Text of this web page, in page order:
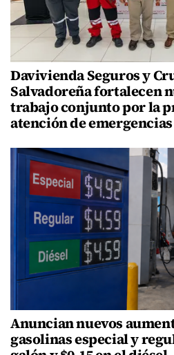
Davivienda Seguros y
Salvadoreña fortalecen
trabajo conjunto por la
atención de emergencias
Anuncian nuevos
gasolinas especial y